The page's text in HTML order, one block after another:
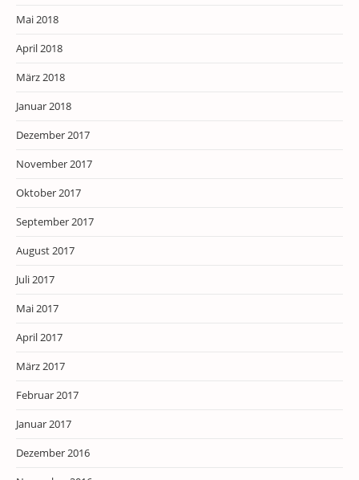
Mai 2018
April 2018
März 2018
Januar 2018
Dezember 2017
November 2017
Oktober 2017
September 2017
August 2017
Juli 2017
Mai 2017
April 2017
März 2017
Februar 2017
Januar 2017
Dezember 2016